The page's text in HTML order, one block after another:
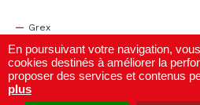
Grex
WTC Grenoble
Centre de congrès
En poursuivant votre navigation,
cookies destinés à améliorer la
proposer des services et contenus
plus